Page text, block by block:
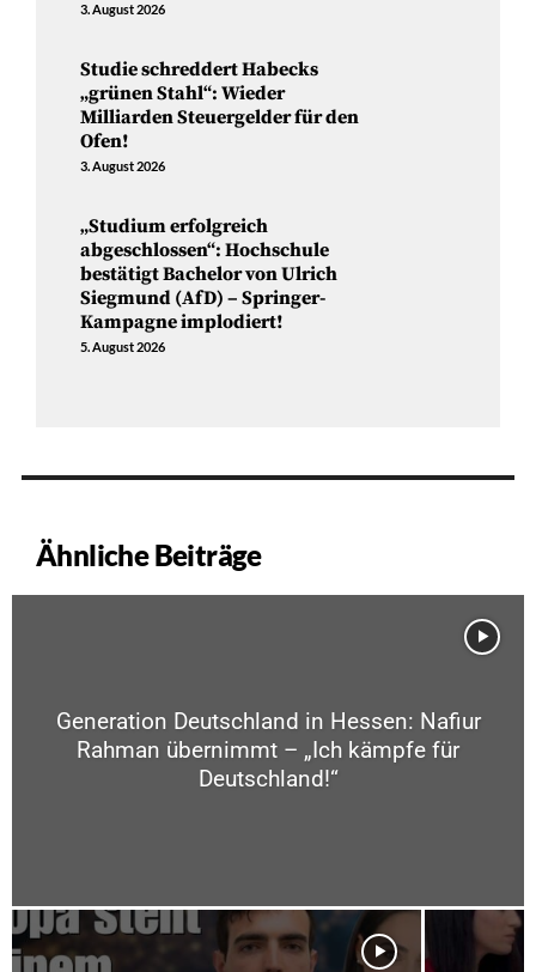
3. August 2026
Studie schreddert Habecks
„grünen Stahl“: Wieder
Milliarden Steuergelder für den
Ofen!
3. August 2026
„Studium erfolgreich
abgeschlossen“: Hochschule
bestätigt Bachelor von Ulrich
Siegmund (AfD) – Springer-
Kampagne implodiert!
5. August 2026
Ähnliche Beiträge
Generation Deutschland in Hessen: Nafiur
Rahman übernimmt – „Ich kämpfe für
Deutschland!“